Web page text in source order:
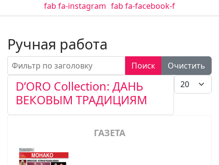
fab fa-instagram fab fa-facebook-f
Ручная работа
Фильтр по заголовку Поиск
Очистить
Кол-во
D’ORO Collection: ДАНЬ
ВЕКОВЫМ ТРАДИЦИЯМ
ГАЗЕТА